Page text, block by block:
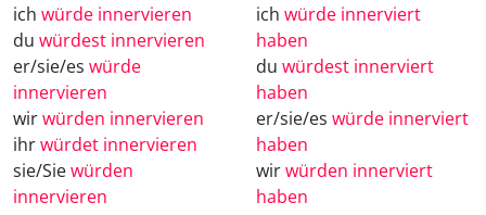
ich würde innervieren
du würdest innervieren
er/sie/es würde
innervieren
wirwürden innervieren
ihrwürdet innervieren
sie/Siewürden
innervieren
ich würde innerviert
haben
du würdest innerviert
haben
er/sie/es würde innerviert
haben
wirwürden innerviert
haben